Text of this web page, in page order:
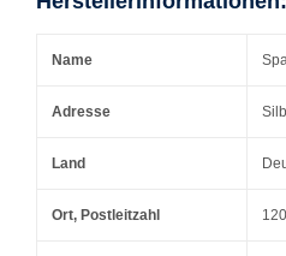
Name
Adresse
Land
Ort, Postleitzahl